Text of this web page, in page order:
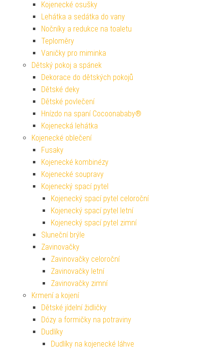
Kojenecké osušky
Lehátka a sedátka do vany
Nočníky a redukce na toaletu
Teploměry
Vaničky pro miminka
Dětský pokoj a spánek
Dekorace do dětských pokojů
Dětské deky
Dětské povlečení
Hnízdo na spaní Cocoonababy®
Kojenecká lehátka
Kojenecké oblečení
Fusaky
Kojenecké kombinézy
Kojenecké soupravy
Kojenecký spací pytel
Kojenecký spací pytel celoroční
Kojenecký spací pytel letní
Kojenecký spací pytel zimní
Sluneční brýle
Zavinovačky
Zavinovačky celoroční
Zavinovačky letní
Zavinovačky zimní
Krmení a kojení
Dětské jídelní židličky
Dózy a formičky na potraviny
Dudlíky
Dudlíky na kojenecké láhve